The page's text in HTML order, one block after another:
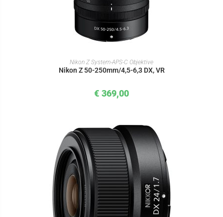
IN DEN WARENKORB
Nikon Z System-APS-C Objektive
Nikon Z 50-250mm/4,5-6,3 DX, VR
€ 369,00